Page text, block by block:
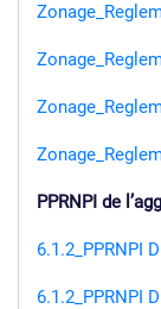
PPRNPI de
6.1.2_PPRNPI
6.1.2_PPRNPI